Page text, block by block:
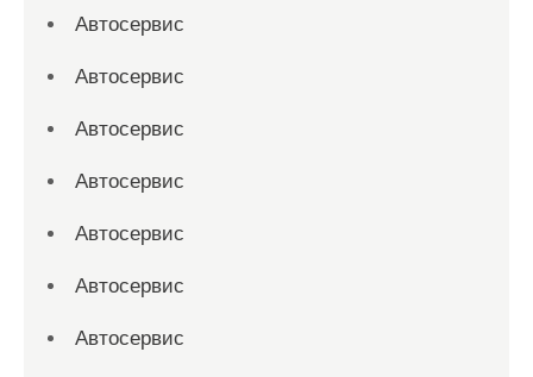
Автосервис
Автосервис
Автосервис
Автосервис
Автосервис
Автосервис
Автосервис